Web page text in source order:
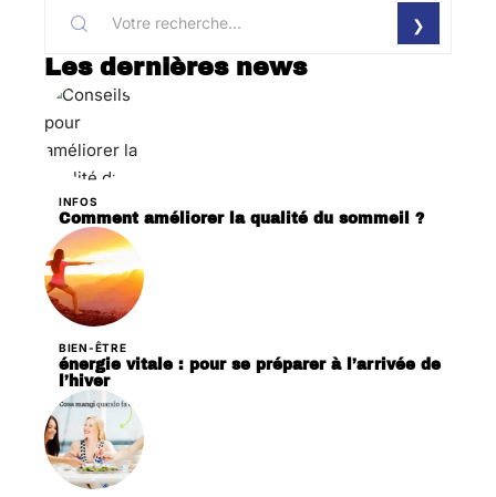
Les dernières news
INFOS
Comment améliorer la qualité du sommeil ?
BIEN-ÊTRE
énergie vitale : pour se préparer à l’arrivée de
l’hiver